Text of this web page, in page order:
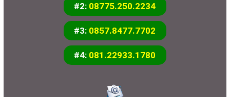
#2: 08775.250.2234
#3: 0857.8477.7702
#4: 081.22933.1780